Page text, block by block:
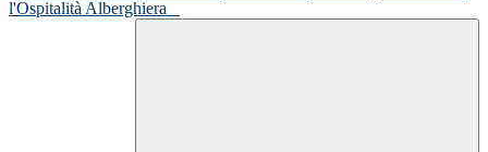
l'Ospitalità Alberghiera